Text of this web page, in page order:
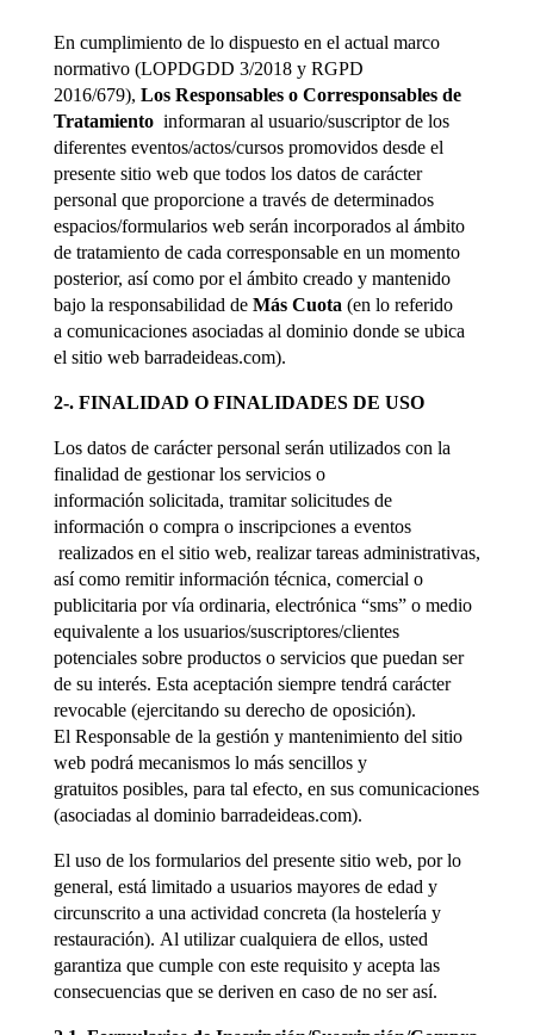
En cumplimiento de lo dispuesto en el actual marco
normativo (LOPDGDD 3/2018 y RGPD
2016/679), Los Responsables o Corresponsables de
Tratamiento informaran al usuario/suscriptor de los
diferentes eventos/actos/cursos promovidos desde el
presente sitio web que todos los datos de carácter
personal que proporcione a través de determinados
espacios/formularios web serán incorporados al ámbito
de tratamiento de cada corresponsable en un momento
posterior, así como por el ámbito creado y mantenido
bajo la responsabilidad de Más Cuota (en lo referido
a comunicaciones asociadas al dominio donde se ubica
el sitio web barradeideas.com).
2-. FINALIDAD O FINALIDADES DE USO
Los datos de carácter personal serán utilizados con la
finalidad de gestionar los servicios o
información solicitada, tramitar solicitudes de
información o compra o inscripciones a eventos
realizados en el sitio web, realizar tareas administrativas,
así como remitir información técnica, comercial o
publicitaria por vía ordinaria, electrónica “sms” o medio
equivalente a los usuarios/suscriptores/clientes
potenciales sobre productos o servicios que puedan ser
de su interés. Esta aceptación siempre tendrá carácter
revocable (ejercitando su derecho de oposición).
El Responsable de la gestión y mantenimiento del sitio
web podrá mecanismos lo más sencillos y
gratuitos posibles, para tal efecto, en sus comunicaciones
(asociadas al dominio barradeideas.com).
El uso de los formularios del presente sitio web, por lo
general, está limitado a usuarios mayores de edad y
circunscrito a una actividad concreta (la hostelería y
restauración). Al utilizar cualquiera de ellos, usted
garantiza que cumple con este requisito y acepta las
consecuencias que se deriven en caso de no ser así.